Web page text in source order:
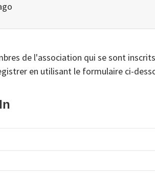
de l'association qui se sont
en utilisant le formulaire ci-